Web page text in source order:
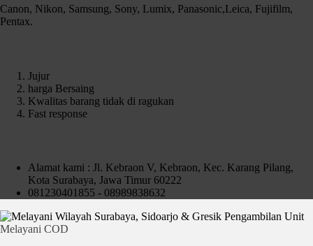
Canon, Nikon, Samsung, Sony, Lumix, Panasonic,Leica, Fujifilm,
Pentax.
Jujur
harga Bersaing
Kwalitas barang tidak di ragukan
Fast response
Alamat kami : Jl. Kebraon V, Kebraon, Kec. Karang Pilang,
Kota Surabaya, Jawa Timur 60222
081230401855 - 08989838632
Pengambilan Unit
Melayani COD